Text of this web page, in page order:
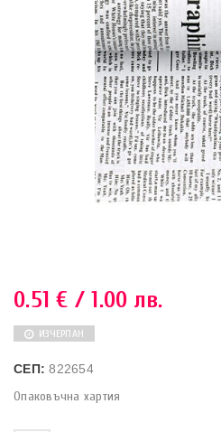
0.51€ / 1.00 лв.
ИЗЧЕРПАН
СЕП:822654
Опаковъчна хартия